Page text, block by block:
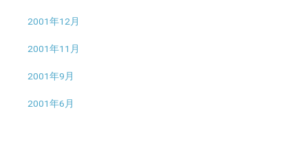
2001年12月
2001年11月
2001年9月
2001年6月